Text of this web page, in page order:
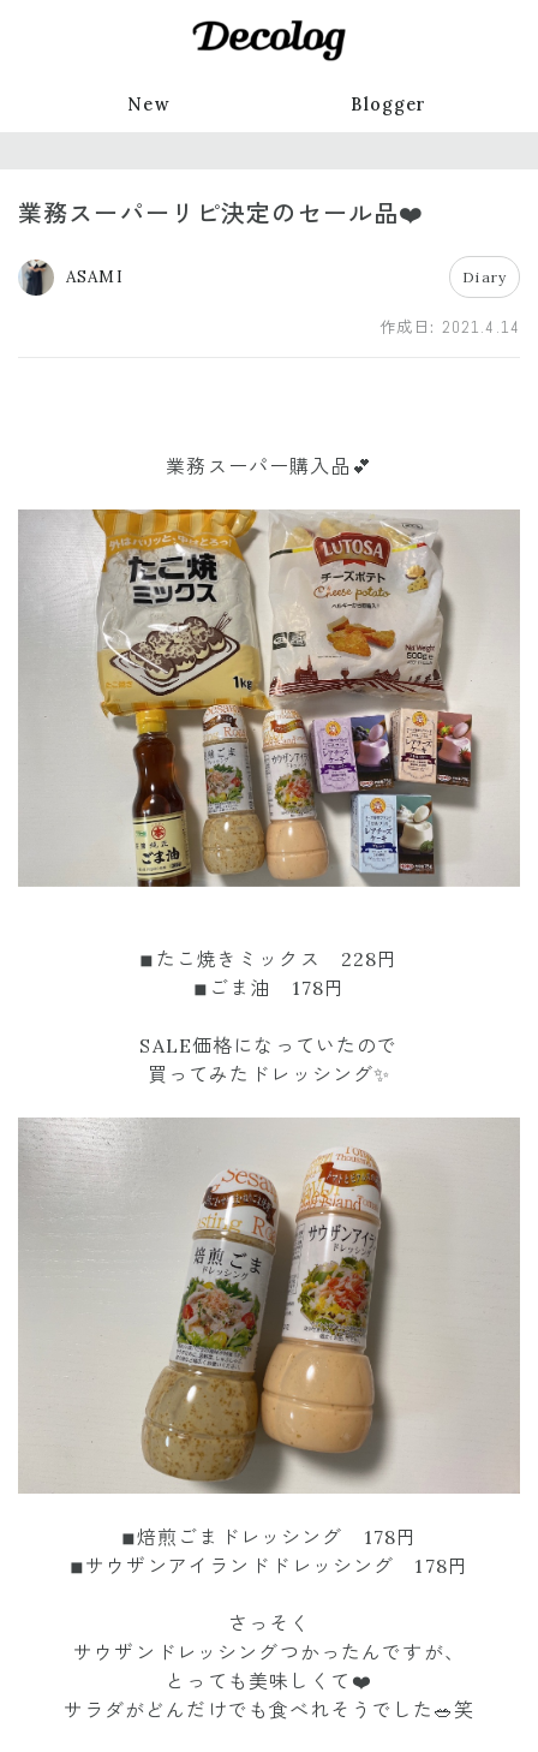
New Blogger
業務スーパーリピ決定のセール品❤️
ASAMI Diary
作成日: 2021.4.14
業務スーパー購入品💕
◾︎たこ焼きミックス 228円
◾︎ごま油 178円
SALE価格になっていたので
買ってみたドレッシング✨
◾︎焙煎ごまドレッシング 178円
◾︎サウザンアイランドドレッシング 178円
さっそく
サウザンドレッシングつかったんですが、
とっても美味しくて❤️
サラダがどんだけでも食べれそうでした🥗笑